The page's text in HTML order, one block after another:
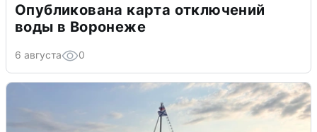
Опубликована карта отключений
воды в Воронеже
6 августа 0